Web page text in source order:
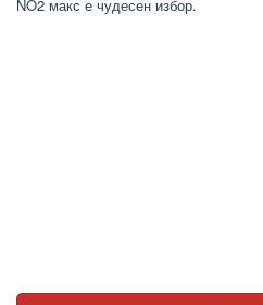
NO2 макс е чудесен избор.